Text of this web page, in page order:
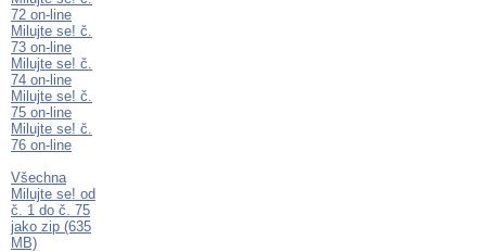
72 on-line
Milujte se! č.
73 on-line
Milujte se! č.
74 on-line
Milujte se! č.
75 on-line
Milujte se! č.
76 on-line
Všechna
Milujte se! od
č. 1 do č. 75
jako zip (635
MB)